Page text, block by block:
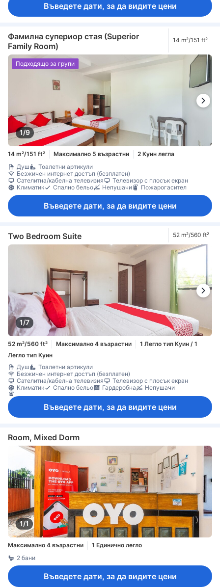
Въведете дати, за да видите цени
Фамилна супериор стая (Superior
Family Room)
14 m²/151 ft²
1/9
Подходящо за групи
14 m²/151 ft² Максимално 5 възрастни
2 Куин легла
Душ
Тоалетни артикули
Безжичен интернет достъп (безплатен)
Сателитна/кабелна телевизия
Телевизор с плосък екран
Климатик
Спално бельо Непушачи Пожарогасител
Въведете дати, за да видите цени
Two Bedroom Suite 52 m²/560 ft²
1/7
52 m²/560 ft² Максимално 4 възрастни
1 Легло тип Куин / 1
Легло тип Куин
Душ
Тоалетни артикули
Безжичен интернет достъп (безплатен)
Сателитна/кабелна телевизия
Телевизор с плосък екран
Климатик
Спално бельо Гардеробна
Непушачи
Въведете дати, за да видите цени
Room, Mixed Dorm
1/1
Максимално 4 възрастни
1 Единично легло
2 бани
Въведете дати, за да видите цени